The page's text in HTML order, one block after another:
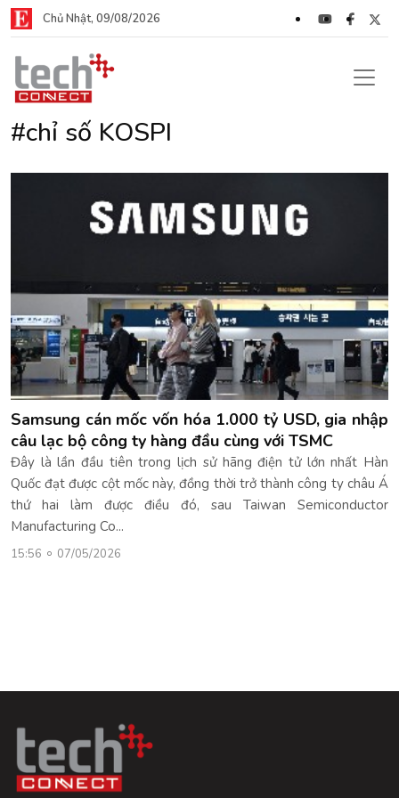
Chủ Nhật, 09/08/2026
#chỉ số KOSPI
Samsung cán mốc vốn hóa 1.000 tỷ USD, gia nhập
câu lạc bộ công ty hàng đầu cùng với TSMC
Đây là lần đầu tiên trong lịch sử hãng điện tử lớn nhất Hàn
Quốc đạt được cột mốc này, đồng thời trở thành công ty châu Á
thứ hai làm được điều đó, sau Taiwan Semiconductor
Manufacturing Co...
15:56 07/05/2026